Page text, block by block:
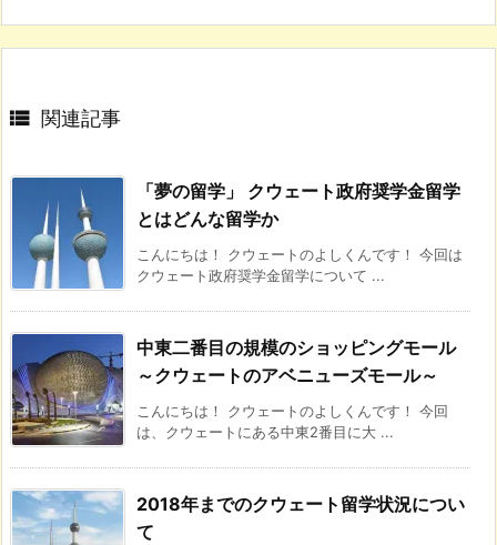
 関連記事
「夢の留学」 クウェート政府奨学金留学
とはどんな留学か
こんにちは！ クウェートのよしくんです！ 今回は
クウェート政府奨学金留学について ...
中東二番目の規模のショッピングモール
～クウェートのアベニューズモール～
こんにちは！ クウェートのよしくんです！ 今回
は、クウェートにある中東2番目に大 ...
2018年までのクウェート留学状況につい
て